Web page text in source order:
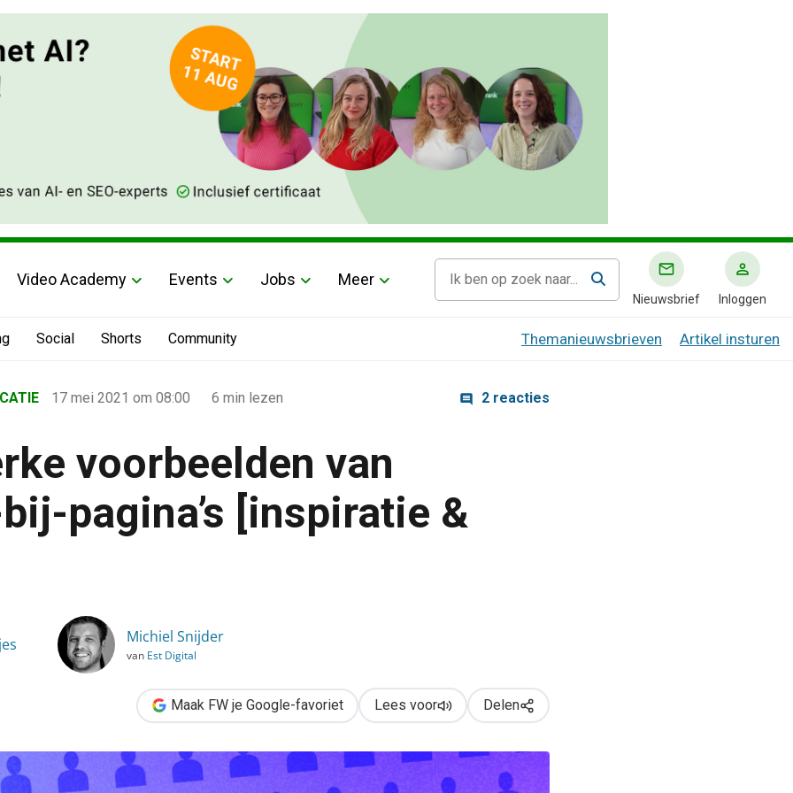
Video Academy Events Jobs Meer
Nieuwsbrief Inloggen
Social Shorts Community Themanieuwsbrieven Artikel insturen
werken-bij-pagina’s [inspiratie & tips]
17 mei 2021 om 08:00 6 min lezen 2 reacties
voorbeelden van
pagina’s [inspiratie &
Michiel Snijder
van Est Digital
Maak FW je Google-favoriet Lees voor Delen